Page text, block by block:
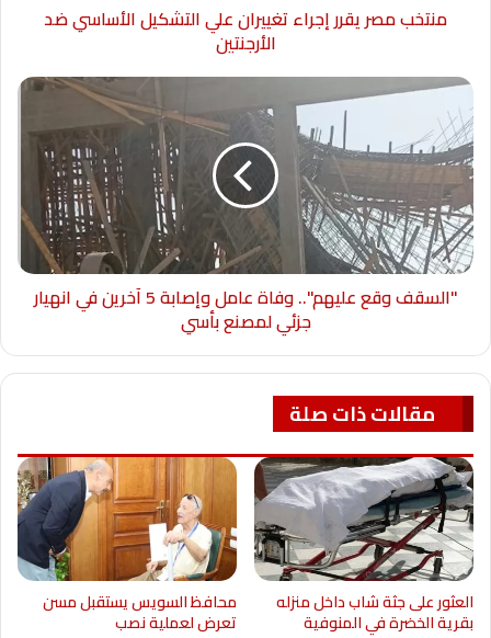
منتخب مصر يقرر إجراء تغييران علي التشكيل الأساسي ضد
الأرجنتين
"السقف وقع عليهم".. وفاة عامل وإصابة 5 آخرين في انهيار
جزئي لمصنع بأسي
مقالات ذات صلة
العثور على جثة شاب داخل منزله
بقرية الخضرة في المنوفية
محافظ السويس يستقبل مسن
تعرض لعملية نصب